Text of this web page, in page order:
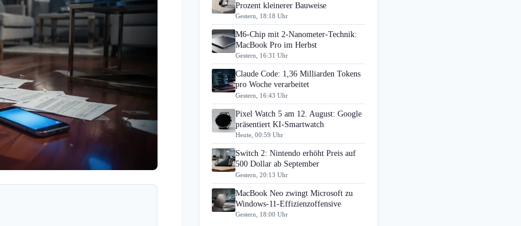
Prozent kleinerer Bauweise
Gestern, 18:18 Uhr
M6-Chip mit 2-Nanometer-Technik:
MacBook Pro im Herbst
Gestern, 16:31 Uhr
Claude Code: 1,36 Milliarden Tokens
pro Woche verarbeitet
Gestern, 16:43 Uhr
Pixel Watch 5 am 12. August: Google
präsentiert KI-Smartwatch
Heute, 00:59 Uhr
Switch 2: Nintendo erhöht Preis auf
500 Dollar ab September
Gestern, 20:13 Uhr
MacBook Neo zwingt Microsoft zu
Windows-11-Effizienzoffensive
Gestern, 18:00 Uhr